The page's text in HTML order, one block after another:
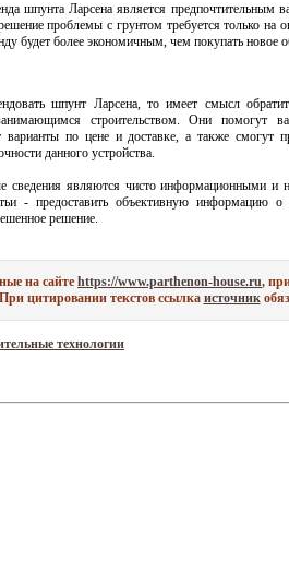
шпунта Ларсена является предпочтительным
проблемы с грунтом требуется только на
будет более экономичным, чем покупать новое
шпунт Ларсена, то имеет смысл
строительством. Они помогут
варианты по цене и доставке, а также смогут
данного устройства.
сведения являются чисто информационными и
- предоставить объективную информацию
решение.
на сайте https://www.parthenon-house.ru,
цитировании текстов ссылка источник
технологии